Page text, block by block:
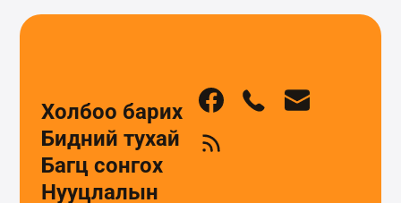
Холбоо барих
Бидний тухай
Багц сонгох
Нууцлалын